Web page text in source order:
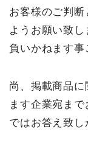
お客様のご判
ようお願い致
負いかねます事
尚、掲載商品
ます企業宛ま
ではお答え致し